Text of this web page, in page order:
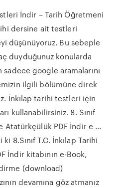
İndir – Tarih Öğretmeni
dersine ait testleri
düşünüyoruz. Bu sebeple
duyduğunuz konularda
google aramalarını
ilgili bölümüne direk
İnkılap tarihi testleri için
kullanabilirsiniz. 8. Sınıf
Atatürkçülük PDF İndir e ...
8.Sınıf T.C. İnkılap Tarihi
İndir kitabının e-Book,
(download)
devamına göz atmanız